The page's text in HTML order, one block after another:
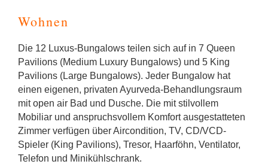
Wohnen
Die 12 Luxus-Bungalows teilen sich auf in 7 Queen
Pavilions (Medium Luxury Bungalows) und 5 King
Pavilions (Large Bungalows). Jeder Bungalow hat
einen eigenen, privaten Ayurveda-Behandlungsraum
mit open air Bad und Dusche. Die mit stilvollem
Mobiliar und anspruchsvollem Komfort ausgestatteten
Zimmer verfügen über Aircondition, TV, CD/VCD-
Spieler (King Pavilions), Tresor, Haarföhn, Ventilator,
Telefon und Minikühlschrank.